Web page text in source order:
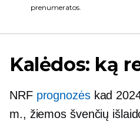
prenumeratos.
Kalėdos: ką
NRF prognozėskad
m., žiemos švenčių